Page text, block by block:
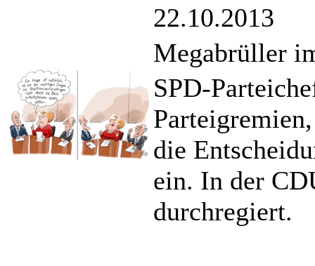
22.10.2013
Megabrüller
SPD-
die
ein. In der
durchregiert.